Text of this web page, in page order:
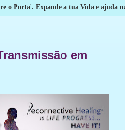
o Portal. Expande a tua Vida e ajuda
em